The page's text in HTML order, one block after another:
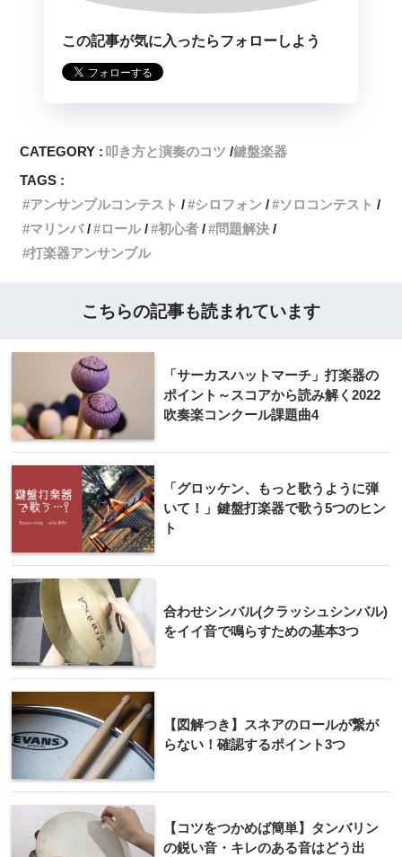
この記事が気に入ったらフォローしよう
CATEGORY : 叩き方と演奏のコツ 鍵盤楽器
TAGS :
アンサンブルコンテスト
シロフォン
ソロコンテスト
マリンバ
ロール 初心者
問題解決
打楽器アンサンブル
こちらの記事も読まれています
「サーカスハットマーチ」打楽器の
ポイント～スコアから読み解く2022
吹奏楽コンクール課題曲4
「グロッケン、もっと歌うように弾
いて！」鍵盤打楽器で歌う5つのヒン
ト
合わせシンバル(クラッシュシンバル)
をイイ音で鳴らすための基本3つ
【図解つき】スネアのロールが繋が
らない！確認するポイント3つ
【コツをつかめば簡単】タンバリン
の鋭い音・キレのある音はどう出